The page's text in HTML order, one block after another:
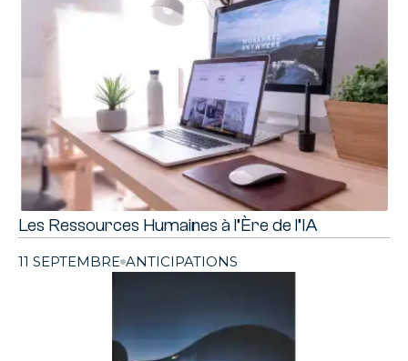
Les Ressources Humaines à l’Ère de l’IA
11 SEPTEMBRE ANTICIPATIONS